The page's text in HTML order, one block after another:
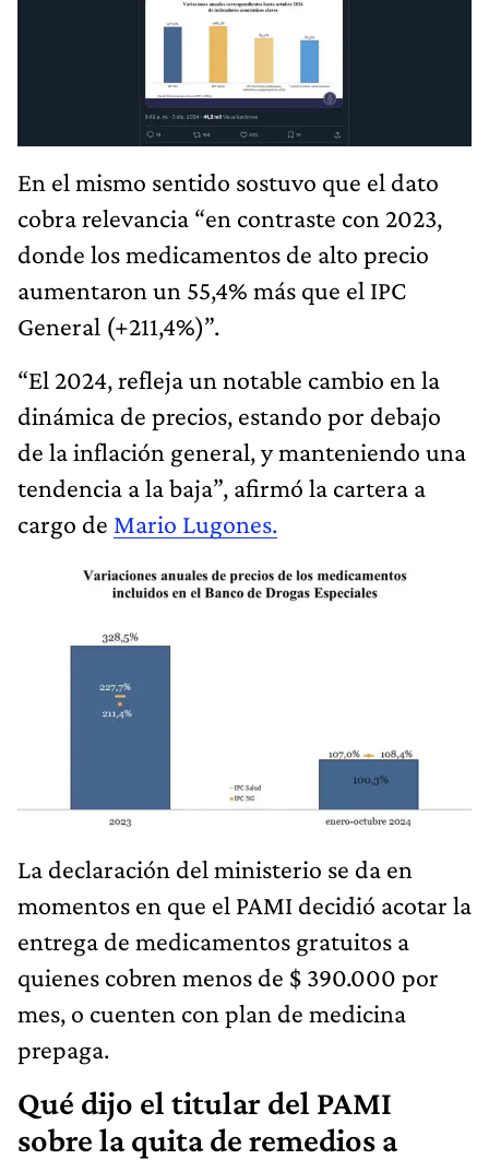
En el mismo sentido sostuvo que el dato
cobra relevancia “en contraste con 2023,
donde los medicamentos de alto precio
aumentaron un 55,4% más que el IPC
General (+211,4%)”.
“El 2024, refleja un notable cambio en la
dinámica de precios, estando por debajo
de la inflación general, y manteniendo una
tendencia a la baja”, afirmó la cartera a
cargo de Mario Lugones.
La declaración del ministerio se da en
momentos en que el PAMI decidió acotar la
entrega de medicamentos gratuitos a
quienes cobren menos de $ 390.000 por
mes, o cuenten con plan de medicina
prepaga.
Qué dijo el titular del PAMI
sobre la quita de remedios a